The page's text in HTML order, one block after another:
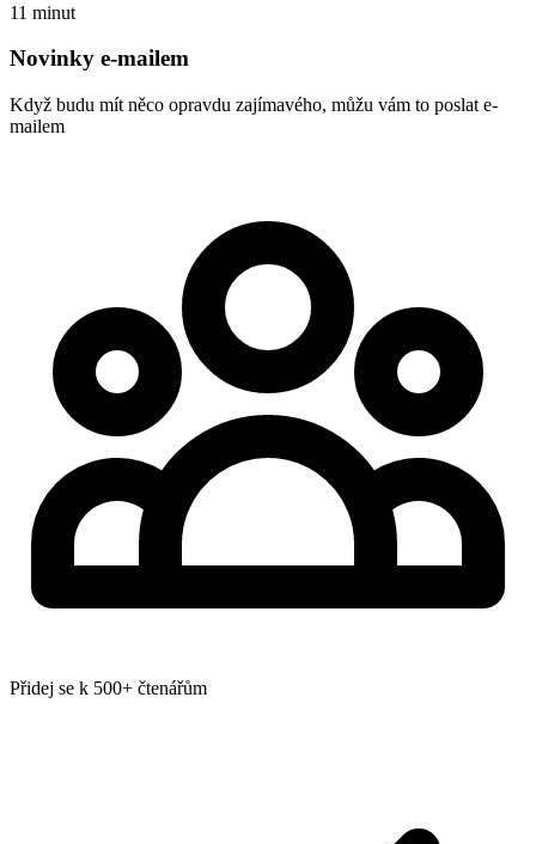
11 minut
Novinky e-mailem
Když budu mít něco opravdu zajímavého, můžu vám to poslat e-
mailem
Přidej se k 500+ čtenářům